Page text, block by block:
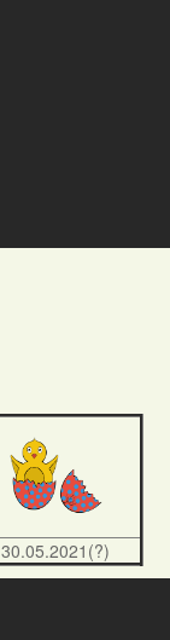
30.05.2021(?)